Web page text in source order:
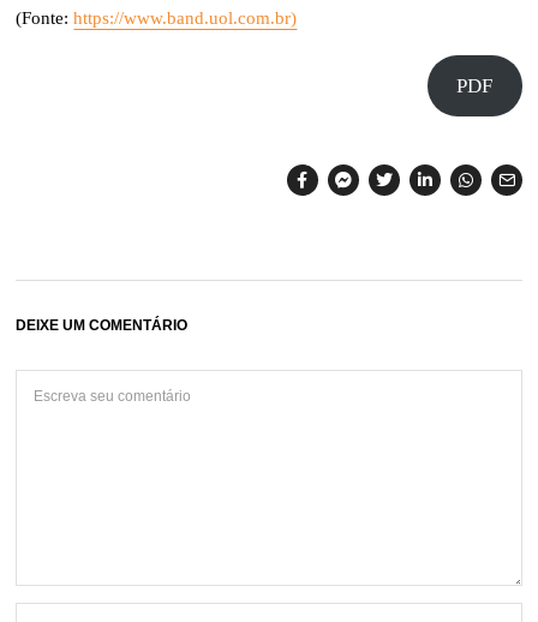
(Fonte:https://www.band.uol.com.br)
PDF
DEIXE UM COMENTÁRIO